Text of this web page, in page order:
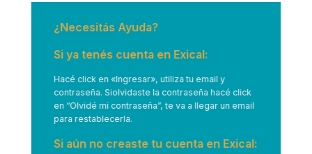
¿Necesitás Ayuda?
Si ya tenés cuenta en Exical:
Hacé click en «Ingresar», utiliza tu email y
contraseña. Siolvidaste la contraseña hacé click
en “Olvidé mi contraseña”, te va a llegar un email
para restablecerla.
Si aún no creaste tu cuenta en Exical: